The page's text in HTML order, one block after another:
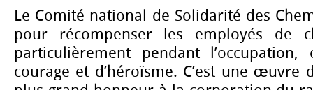
Le Comité national de Solidarité des
pour récompenser les employés de
particulièrement pendant
courage et d’héroïsme. C’est une œuvre